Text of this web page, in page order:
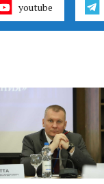
youtube